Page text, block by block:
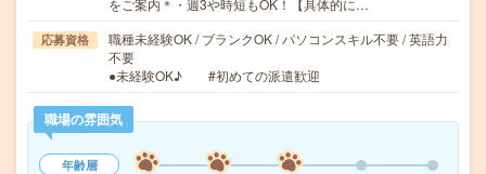
をご案内＊・週3や時短もOK！【具体的に…
応募資格
職種未経験OK / ブランクOK / パソコンスキル不要 / 英語力
不要
●未経験OK♪ #初めての派遣歓迎
職場の雰囲気
年齢層